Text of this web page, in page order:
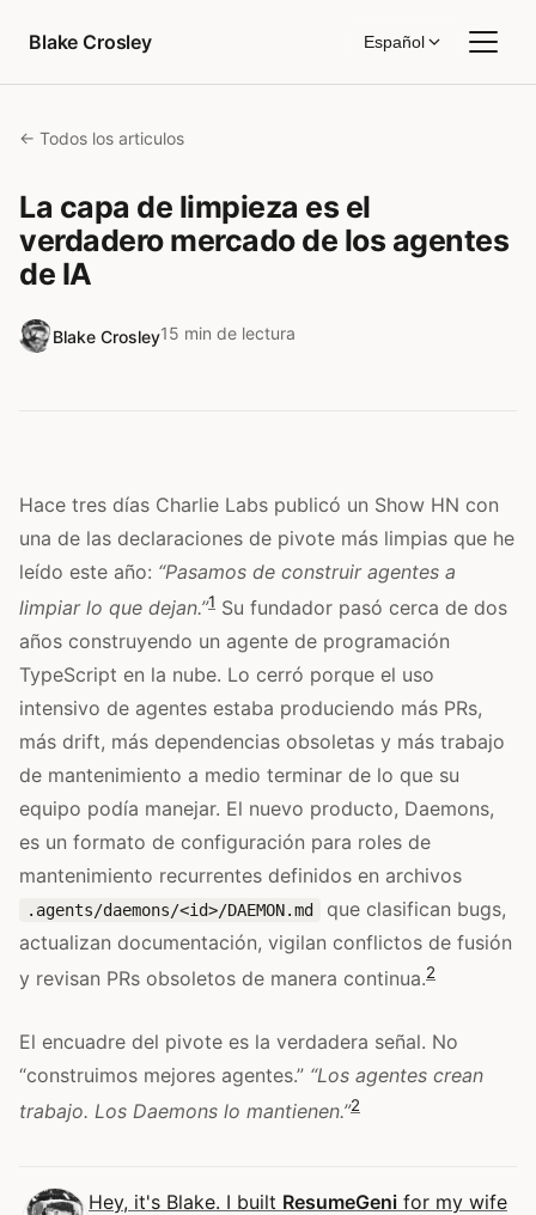
Blake Crosley
Español
← Todos los articulos
La capa de limpieza es el
verdadero mercado de los agentes
de IA
Blake Crosley15 min de lectura
Hace tres días Charlie Labs publicó un Show HN con
una de las declaraciones de pivote más limpias que he
leído este año: “Pasamos de construir agentes a
limpiar lo que dejan.”1 Su fundador pasó cerca de dos
años construyendo un agente de programación
TypeScript en la nube. Lo cerró porque el uso
intensivo de agentes estaba produciendo más PRs,
más drift, más dependencias obsoletas y más trabajo
de mantenimiento a medio terminar de lo que su
equipo podía manejar. El nuevo producto, Daemons,
es un formato de configuración para roles de
mantenimiento recurrentes definidos en archivos
.agents/daemons/<id>/DAEMON.md
que clasifican bugs,
actualizan documentación, vigilan conflictos de fusión
y revisan PRs obsoletos de manera continua.2
El encuadre del pivote es la verdadera señal. No
“construimos mejores agentes.” “Los agentes crean
trabajo. Los Daemons lo mantienen.”2
Hey, it's Blake. I built ResumeGeni for my wife